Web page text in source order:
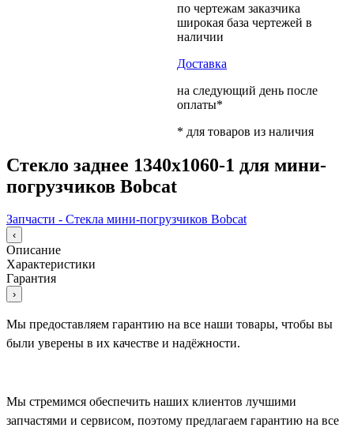
по чертежам заказчика
широкая база чертежей в
наличии
Доставка
на следующий день после
оплаты*
* для товаров из наличия
Стекло заднее 1340х1060-1 для мини-
погрузчиков Bobcat
Запчасти - Стекла мини-погрузчиков Bobcat
‹
Описание
Характеристики
Гарантия
›
Мы предоставляем гарантию на все наши товары, чтобы вы
были уверены в их качестве и надёжности.
Мы стремимся обеспечить наших клиентов лучшими
запчастями и сервисом, поэтому предлагаем гарантию на все